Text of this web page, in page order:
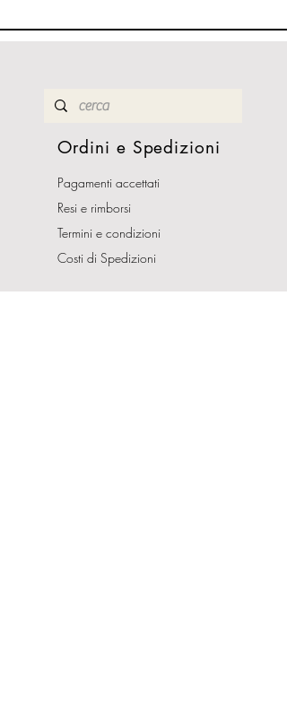
Ordini e Spedizioni
Pagamenti accettati
Resi e rimborsi
Termini e condizioni
Costi di Spedizioni